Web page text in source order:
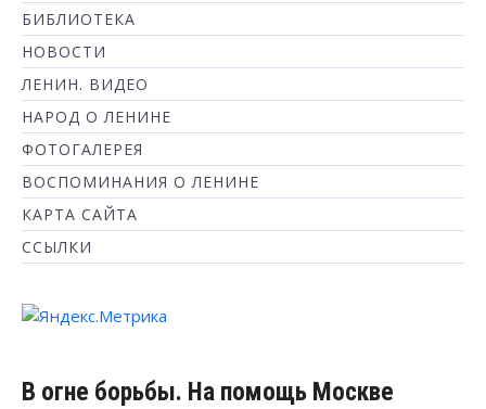
БИБЛИОТЕКА
НОВОСТИ
ЛЕНИН. ВИДЕО
НАРОД О ЛЕНИНЕ
ФОТОГАЛЕРЕЯ
ВОСПОМИНАНИЯ О ЛЕНИНЕ
КАРТА САЙТА
ССЫЛКИ
В огне борьбы. На помощь Москве